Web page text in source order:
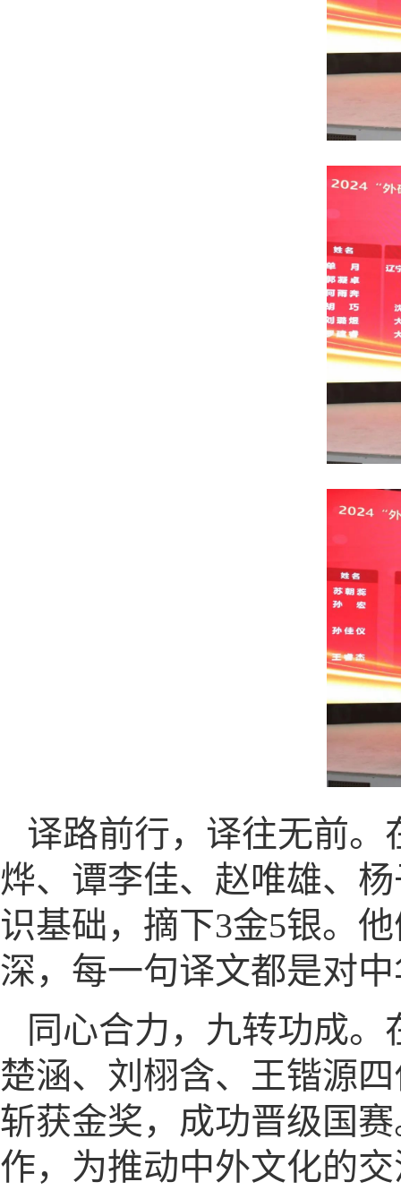
译路前行，译往无前
烨、谭李佳、赵唯雄、
识基础，摘下3金5银。
深，每一句译文都是对
同心合力，九转功成
楚涵、刘栩含、王锴源
斩获金奖，成功晋级国
作，为推动中外文化的